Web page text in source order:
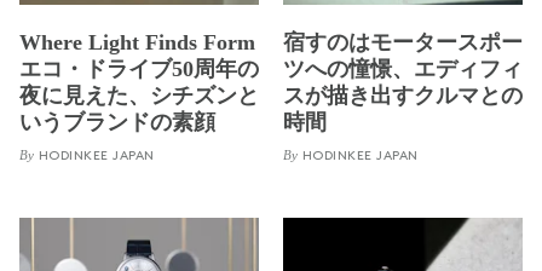
Where Light Finds Form
エコ・ドライブ50周年の
夜に見えた、シチズンと
いうブランドの素顔
By HODINKEE JAPAN
宿すのはモータースポー
ツへの憧憬、エディフィ
スが描き出すクルマとの
時間
By HODINKEE JAPAN